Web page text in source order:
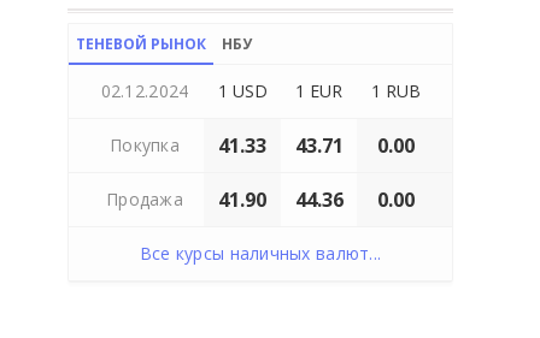
ТЕНЕВОЙ РЫНОК НБУ
02.12.2024 1 USD 1 EUR 1 RUB
Покупка 41.33 43.71 0.00
Продажа 41.90 44.36 0.00
Все курсы наличных валют...